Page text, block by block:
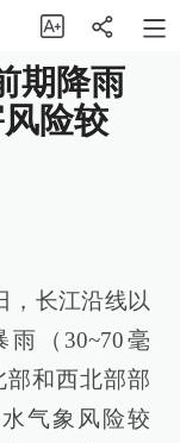
期降雨
险较
，长江沿线以
（30~70毫
和西北部部
气象风险较